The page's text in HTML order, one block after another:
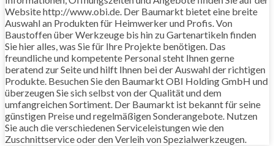
Website http://www.obi.de. Der Baumarkt bietet eine breite
Auswahl an Produkten für Heimwerker und Profis. Von
Baustoffen über Werkzeuge bis hin zu Gartenartikeln finden
Sie hier alles, was Sie für Ihre Projekte benötigen. Das
freundliche und kompetente Personal steht Ihnen gerne
beratend zur Seite und hilft Ihnen bei der Auswahl der richtigen
Produkte. Besuchen Sie den Baumarkt OBI Holding GmbH und
überzeugen Sie sich selbst von der Qualität und dem
umfangreichen Sortiment. Der Baumarkt ist bekannt für seine
günstigen Preise und regelmäßigen Sonderangebote. Nutzen
Sie auch die verschiedenen Serviceleistungen wie den
Zuschnittservice oder den Verleih von Spezialwerkzeugen.